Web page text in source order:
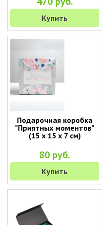
Купить
Подарочная коробка
"Приятных моментов"
(15 х 15 х 7 см)
80 руб.
Купить